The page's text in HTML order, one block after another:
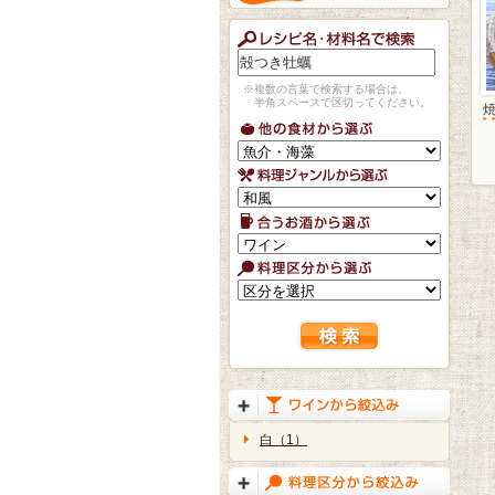
※複数の言葉で検索する場合は、
半角スペースで区切ってください。
白（1）